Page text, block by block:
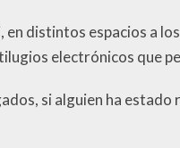
distintos espacios a
electrónicos que
si alguien ha